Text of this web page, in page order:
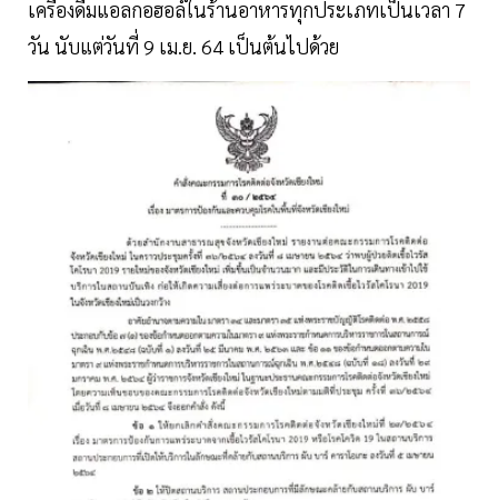
เครื่องดื่มแอลกอฮอล์ในร้านอาหารทุกประเภทเป็นเวลา 7
วัน นับแต่วันที่ 9 เม.ย. 64 เป็นต้นไปด้วย